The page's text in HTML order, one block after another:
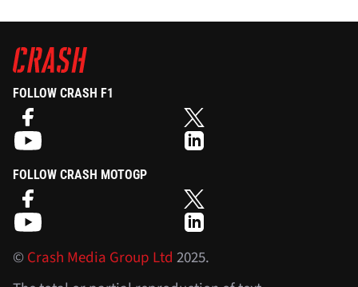
FOLLOW CRASH F1
FOLLOW CRASH MOTOGP
©Crash Media Group Ltd 2025.